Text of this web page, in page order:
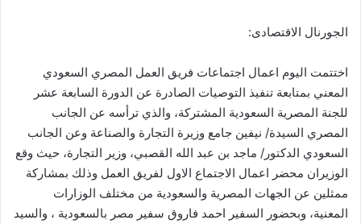
الجورنال الاقتصادى:
اختتمت اليوم اعمال اجتماعات فريق العمل المصري السعودي
المعني بمتابعة تنفيذ التوصيات الصادرة عن الدورة السابعة عشر
للجنة المصرية السعودية المشتركة، والذي ترأسه عن الجانب
المصري السيدة/ نيفين جامع وزيرة التجارة والصناعة وعن الجانب
السعودي الدكتور/ ماجد بن عبد الله القصبي، وزير التجارة، حيث وقع
الوزيران محضر اعمال الاجتماع الاول لفريق العمل وذلك بمشاركة
ممثلين عن الجهات المصرية والسعودية من مختلف الوزارات
المعنية، وبحضور السفير احمد فاروق سفير مصر بالسعودية ، والسيد